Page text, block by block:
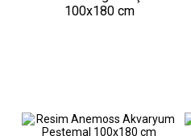
100x180 cm